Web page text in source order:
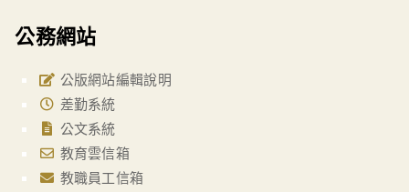
公務網站
公版網站編輯說明
差勤系統
公文系統
教育雲信箱
教職員工信箱